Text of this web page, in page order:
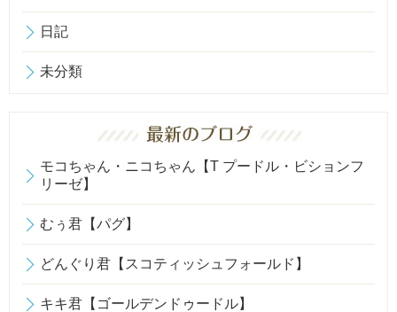
日記
未分類
モコちゃん・ニコちゃん【T プードル・ビションフ
リーゼ】
むぅ君【パグ】
どんぐり君【スコティッシュフォールド】
キキ君【ゴールデンドゥードル】